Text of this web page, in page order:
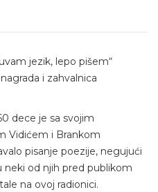
jezik, lepo pišem“
i zahvalnica
dece je sa svojim
Vidićem i Brankom
pisanje poezije, negujući
neki od njih pred publikom
na ovoj radionici.